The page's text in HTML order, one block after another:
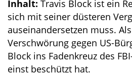
Inhalt: Travis Block ist ein
sich mit seiner düsteren
auseinandersetzen muss.
Verschwörung gegen US-
Block ins Fadenkreuz des
einst beschützt hat.